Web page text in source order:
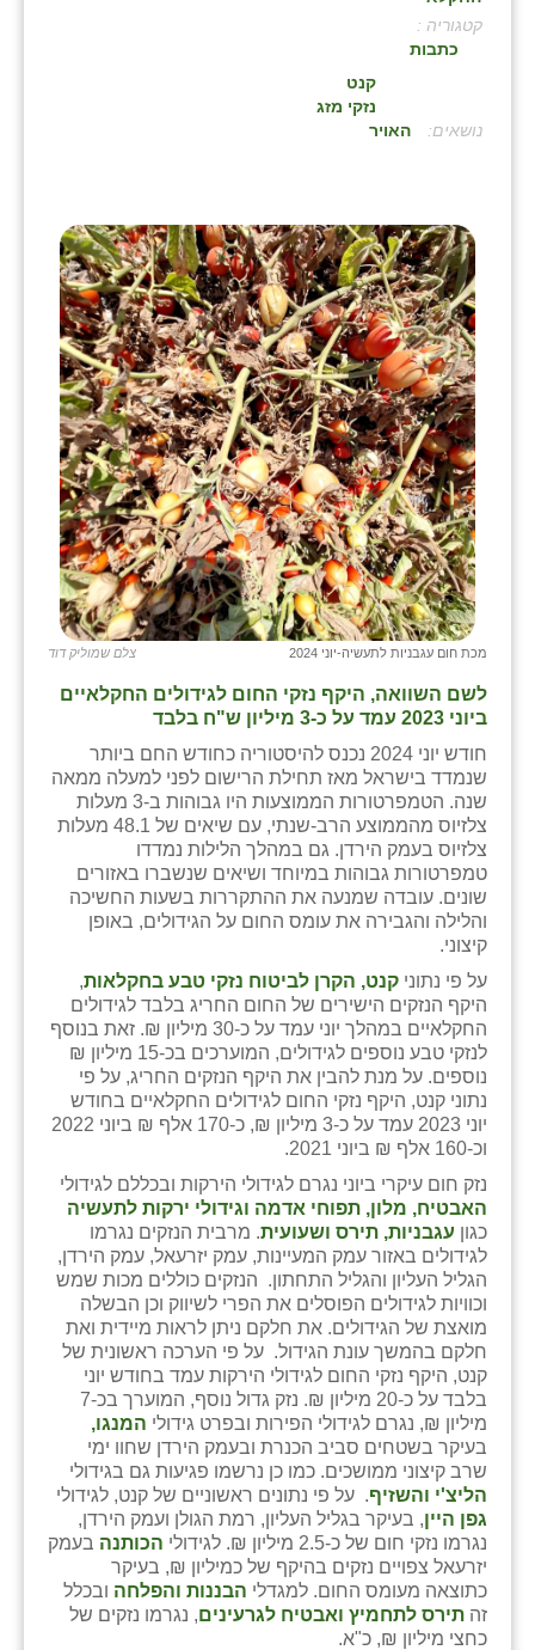
קטגוריה :
כתבות
:
קנט
נזקי מזג
האויר
מכת חום עגבניות לתעשיה-יוני 2024 צלם שמוליק דוד
לשם השוואה, היקף נזקי החום לגידולים החקלאיים
ביוני 2023 עמד על כ-3 מיליון ש"ח בלבד
חודש יוני 2024 נכנס להיסטוריה כחודש החם ביותר
שנמדד בישראל מאז תחילת הרישום לפני למעלה ממאה
שנה. הטמפרטורות הממוצעות היו גבוהות ב-3 מעלות
צלזיוס מהממוצע הרב-שנתי, עם שיאים של 48.1 מעלות
צלזיוס בעמק הירדן. גם במהלך הלילות נמדדו
טמפרטורות גבוהות במיוחד ושיאים שנשברו באזורים
שונים. עובדה שמנעה את ההתקררות בשעות החשיכה
והלילה והגבירה את עומס החום על הגידולים, באופן
קיצוני.
על פי נתוני קנט, הקרן לביטוח נזקי טבע בחקלאות,
היקף הנזקים הישירים של החום החריג בלבד לגידולים
החקלאיים במהלך יוני עמד על כ-30 מיליון ₪. זאת בנוסף
לנזקי טבע נוספים לגידולים, המוערכים בכ-15 מיליון ₪
נוספים. על מנת להבין את היקף הנזקים החריג, על פי
נתוני קנט, היקף נזקי החום לגידולים החקלאיים בחודש
יוני 2023 עמד על כ-3 מיליון ₪, כ-170 אלף ₪ ביוני 2022
וכ-160 אלף ₪ ביוני 2021.
נזק חום עיקרי ביוני נגרם לגידולי הירקות ובכללם לגידולי
האבטיח, מלון, תפוחי אדמה וגידולי ירקות לתעשיה
כגון עגבניות, תירס ושעועית. מרבית הנזקים נגרמו
לגידולים באזור עמק המעיינות, עמק יזרעאל, עמק הירדן,
הגליל העליון והגליל התחתון. הנזקים כוללים מכות שמש
וכוויות לגידולים הפוסלים את הפרי לשיווק וכן הבשלה
מואצת של הגידולים. את חלקם ניתן לראות מיידית ואת
חלקם בהמשך עונת הגידול. על פי הערכה ראשונית של
קנט, היקף נזקי החום לגידולי הירקות עמד בחודש יוני
בלבד על כ-20 מיליון ₪. נזק גדול נוסף, המוערך בכ-7
מיליון ₪, נגרם לגידולי הפירות ובפרט גידולי המנגו,
בעיקר בשטחים סביב הכנרת ובעמק הירדן שחוו ימי
שרב קיצוני ממושכים. כמו כן נרשמו פגיעות גם בגידולי
הליצ'י והשזיף. על פי נתונים ראשוניים של קנט, לגידולי
גפן היין, בעיקר בגליל העליון, רמת הגולן ועמק הירדן,
נגרמו נזקי חום של כ-2.5 מיליון ₪. לגידולי
הכותנה בעמק
יזרעאל צפויים נזקים בהיקף של כמיליון ₪, בעיקר
כתוצאה מעומס החום. למגדלי הבננות והפלחה ובכלל
זה תירס לתחמיץ ואבטיח לגרעינים, נגרמו נזקים של
כחצי מיליון ₪, כ"א.
בני ציון
בקעות
גן הדרום
גן השומרון
גני עם
גני יהודה
ורד יריחו
הדר עם
חבצלת השרון
חמרה
חרב לאת
יבול (מורג)
יקנעם
כליל
יד השמונה
כפר אביב
כפר ביאליק
כפר הרי״ף
כפר מישר
כפר מע״ש
כפר מרדכי
כפר סבא (אגרא)
כפר שמריהו
מגשימים
מישר
מכורה
מנחמיה
נאות הכיכר
נווה אטי״ב